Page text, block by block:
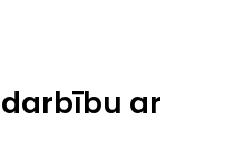
ar